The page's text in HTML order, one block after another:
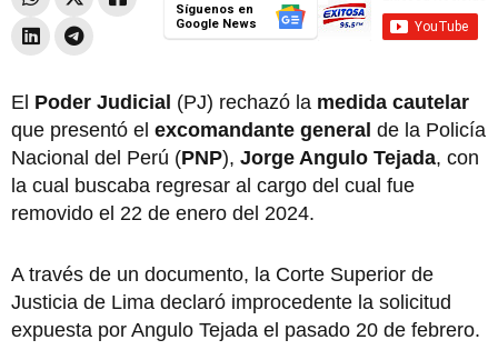
Síguenos en
Google News
El Poder Judicial (PJ) rechazó la medida cautelar
que presentó el excomandante general de la Policía
Nacional del Perú (PNP), Jorge Angulo Tejada, con
la cual buscaba regresar al cargo del cual fue
removido el 22 de enero del 2024.
A través de un documento, la Corte Superior de
Justicia de Lima declaró improcedente la solicitud
expuesta por Angulo Tejada el pasado 20 de febrero.